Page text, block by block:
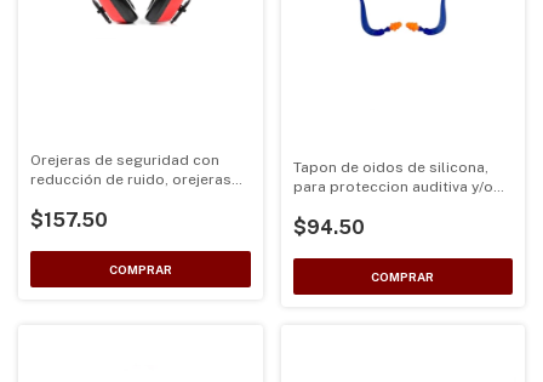
Orejeras de seguridad con
reducción de ruido, orejeras
$157.50
Tapon de oidos de silicona,
para proteccion auditiva y/o
color Azul
$94.50